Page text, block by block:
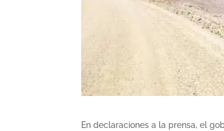
En declaraciones a la prensa, el